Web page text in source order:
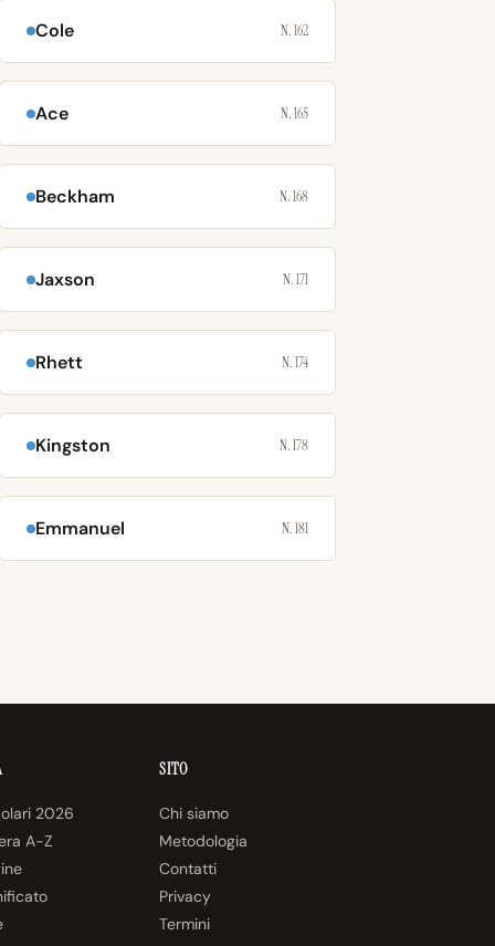
Cole N. 162
Ace N. 165
Beckham N. 168
Jaxson N. 171
Rhett N. 174
Kingston N. 178
Emmanuel N. 181
2026
A-Z
SITO
Chi siamo
Metodologia
Contatti
Privacy
Termini